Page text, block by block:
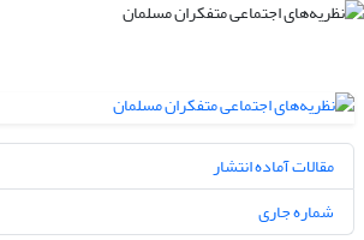
مقالات آماده انتشار
شماره جاری